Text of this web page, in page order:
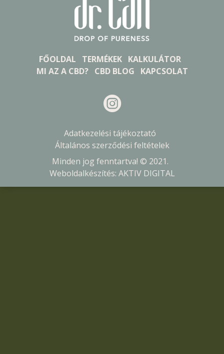
FŐOLDAL TERMÉKEK KALKULÁTOR
MI AZ A CBD?
CBD BLOG KAPCSOLAT
Adatkezelési tájékoztató
Általános szerződési feltételek
Minden jog fenntartva! © 2021.
Weboldalkészítés: AKTIV DIGITAL